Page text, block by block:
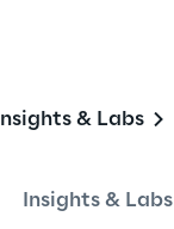
Insights & Labs
Insights & Labs